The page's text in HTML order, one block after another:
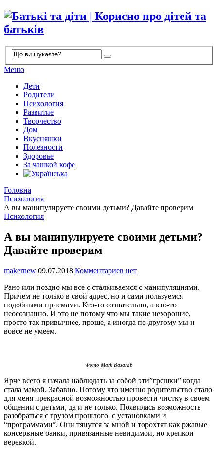
Меню
Дети
Родители
Психология
Развитие
Творчество
Дом
Вкусняшки
Полезности
Здоровье
За чашкой кофе
Головна
Психология
А вы манипулируете своими детьми? Давайте проверим
Психология
А вы манипулируете своими детьми?
Давайте проверим
makernew 09.07.2018 Комментариев нет
Рано или поздно мы все с сталкиваемся с манипуляциями.
Причем не только в свой адрес, но и сами пользуемся
подобными приемами. Кто-то сознательно, а кто-то
неосознанно. И это не потому что мы такие нехорошие,
просто так привычнее, проще, а иногда по-другому мы и
вовсе не умеем.
Фото Mark Basarab
Ярче всего я начала наблюдать за собой эти”грешки” когда
стала мамой. Забавно. Потому что именно родительство стало
для меня прекрасной возможностью провести чистку в своем
общении с детьми, да и не только. Появилась возможность
разобраться с грузом прошлого, с установками и
“программами”. Они тянутся за мной и торохтят как ржавые
консервные банки, привязанные невидимой, но крепкой
веревкой.